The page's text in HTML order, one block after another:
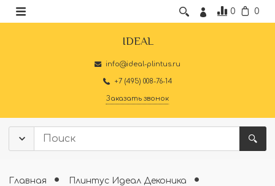
0 0
IDEAL
info@ideal-plintus.ru
+7 (495) 008-76-14
Заказать звонок
Главная
Плинтус Идеал Деконика